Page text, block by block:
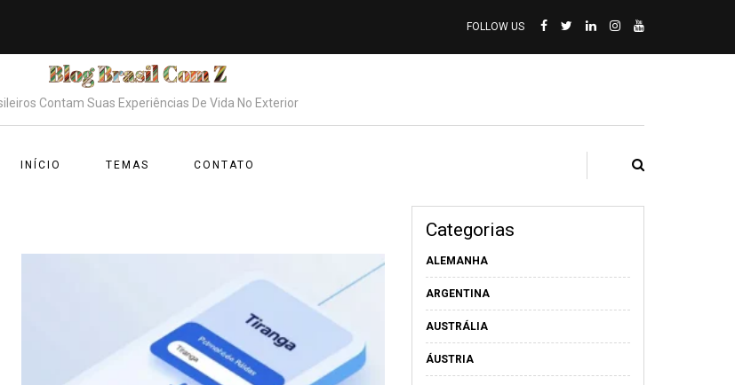
FOLLOW US
Contam Suas Experiências De Vida No Exterior
INÍCIO TEMAS CONTATO
Categorias
ALEMANHA
ARGENTINA
AUSTRÁLIA
ÁUSTRIA